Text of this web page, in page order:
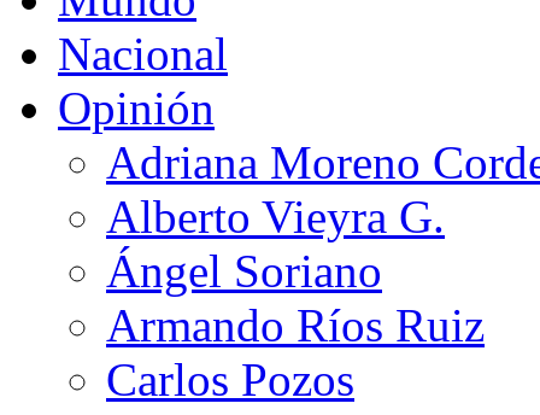
Nacional
Opinión
Adriana Moreno
Alberto Vieyra G.
Ángel Soriano
Armando Ríos Ruiz
Carlos Pozos